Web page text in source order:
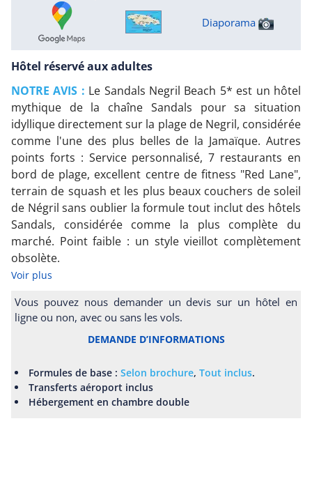
Diaporama
Hôtel réservé aux adultes
NOTRE AVIS : Le Sandals Negril Beach 5* est un hôtel
mythique de la chaîne Sandals pour sa situation
idyllique directement sur la plage de Negril, considérée
comme l'une des plus belles de la Jamaïque. Autres
points forts : Service personnalisé, 7 restaurants en
bord de plage, excellent centre de fitness "Red Lane",
terrain de squash et les plus beaux couchers de soleil
de Négril sans oublier la formule tout inclut des hôtels
Sandals, considérée comme la plus complète du
marché. Point faible : un style vieillot complètement
obsolète.
Voir plus
Vous pouvez nous demander un devis sur un hôtel en
ligne ou non, avec ou sans les vols.
DEMANDE D’INFORMATIONS
Formules de base :Selon brochure,Tout inclus.
Transferts aéroport inclus
Hébergement en chambre double